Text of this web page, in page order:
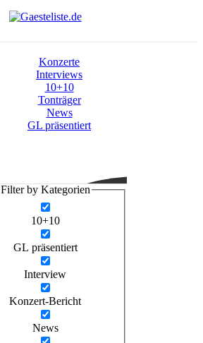
Konzerte
Interviews
10+10
Tonträger
News
GL präsentiert
Filter by Kategorien
10+10
GL präsentiert
Interview
Konzert-Bericht
News